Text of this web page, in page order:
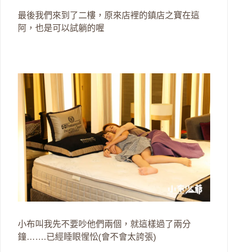
最後我們來到了二樓，原來店裡的鎮店之寶在這
阿，也是可以試躺的喔
小布叫我先不要吵他們兩個，就這樣過了兩分
鐘…….已經睡眼惺忪(會不會太誇張)